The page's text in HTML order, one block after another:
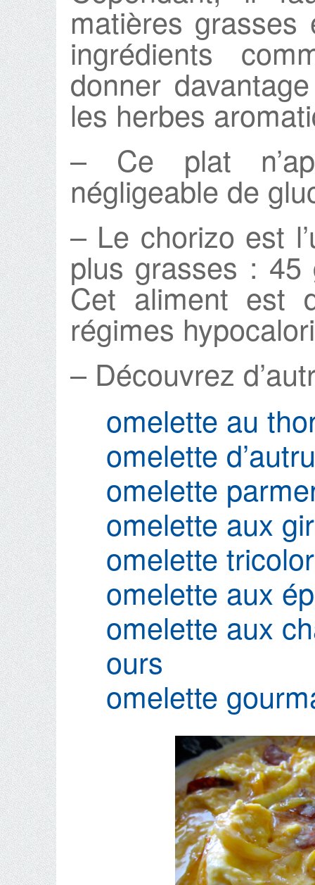
matières
ingrédients
donner
les herbes
– Ce plat
négligeable de
– Le chorizo est
plus grasses :
Cet aliment est
régimes
– Découvrez
omelette au
omelette
omelette
omelette aux
omelette
omelette aux
omelette aux
ours
omelette